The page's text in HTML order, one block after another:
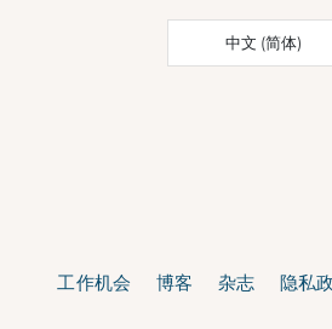
中文 (简体)
工作机会 博客 杂志 隐私